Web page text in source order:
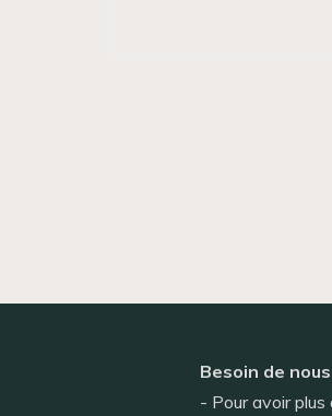
Besoin de
- Pour avoir